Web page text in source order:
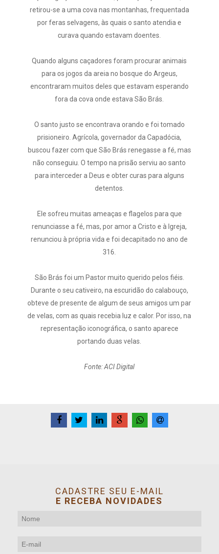
retirou-se a uma cova nas montanhas, frequentada
por feras selvagens, às quais o santo atendia e
curava quando estavam doentes.
Quando alguns caçadores foram procurar animais
para os jogos da areia no bosque do Argeus,
encontraram muitos deles que estavam esperando
fora da cova onde estava São Brás.
O santo justo se encontrava orando e foi tomado
prisioneiro. Agrícola, governador da Capadócia,
buscou fazer com que São Brás renegasse a fé, mas
não conseguiu. O tempo na prisão serviu ao santo
para interceder a Deus e obter curas para alguns
detentos.
Ele sofreu muitas ameaças e flagelos para que
renunciasse a fé, mas, por amor a Cristo e à Igreja,
renunciou à própria vida e foi decapitado no ano de
316.
São Brás foi um Pastor muito querido pelos fiéis.
Durante o seu cativeiro, na escuridão do calabouço,
obteve de presente de algum de seus amigos um par
de velas, com as quais recebia luz e calor. Por isso, na
representação iconográfica, o santo aparece
portando duas velas.
Fonte: ACI Digital
CADASTRE SEU E-MAIL
E RECEBA NOVIDADES